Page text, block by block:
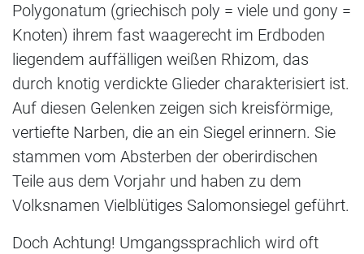
Polygonatum (griechisch poly = viele und gony =
Knoten) ihrem fast waagerecht im Erdboden
liegendem auffälligen weißen Rhizom, das
durch knotig verdickte Glieder charakterisiert ist.
Auf diesen Gelenken zeigen sich kreisförmige,
vertiefte Narben, die an ein Siegel erinnern. Sie
stammen vom Absterben der oberirdischen
Teile aus dem Vorjahr und haben zu dem
Volksnamen Vielblütiges Salomonsiegel geführt.
Doch Achtung! Umgangssprachlich wird oft